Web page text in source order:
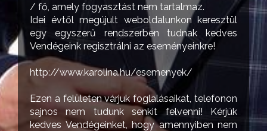
/ fő, amely fogyasztást nem tartalmaz.
Idei évtől megújult weboldalunkon keresztül
egy egyszerű rendszerben tudnak kedves
Vendégeink regisztrálni az eseményeinkre!
http://www.karolina.hu/esemenyek/
Ezen a felületen várjuk foglalásaikat, telefonon
sajnos nem tudunk senkit felvenni! Kérjük
kedves Vendégeinket, hogy amennyiben nem